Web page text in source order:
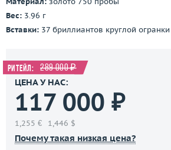
Вес: 3.96 г
Вставки: 37 бриллиантов круглой
Ритейл: 289 000 ₽
ЦЕНА У НАС:
117 000 ₽
1,255 € 1,446 $
Почему такая низкая цена?